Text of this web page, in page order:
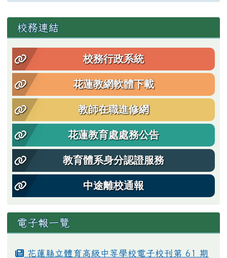
左邊區域內容
校務連結
校務行政系統
花蓮教網軟體下載
教師在職進修網
花蓮教育處處務公告
教育體系身分認證服務
中途離校通報
電子報一覽
花蓮縣立體育高級中等學校電子校刊第 61 期